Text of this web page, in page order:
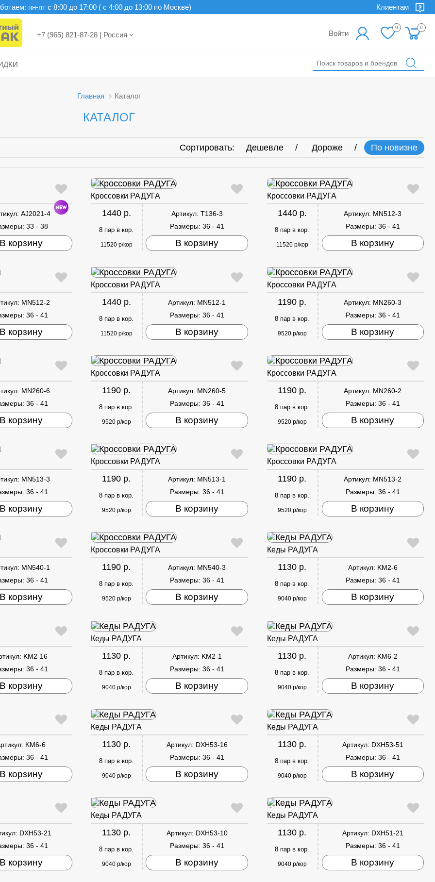
Клиентам
пн-пт c 8:00 до 17:00 ( с 4:00 до 13:00 по Москве)
+7 (965) 821-87-28 | Россия Войти
0 0
Главная Каталог
КАТАЛОГ
Сортировать: Дешевле Дороже По новизне
AJ2021-4
33 - 38
В корзину
Кроссовки РАДУГА
1440 р.
8 пар в кор.
11520 р/кор
Артикул: T136-3
Размеры: 36 - 41
В корзину
Кроссовки РАДУГА
1440 р.
8 пар в кор.
11520 р/кор
Артикул: MN512-3
Размеры: 36 - 41
В корзину
MN512-2
36 - 41
В корзину
Кроссовки РАДУГА
1440 р.
8 пар в кор.
11520 р/кор
Артикул: MN512-1
Размеры: 36 - 41
В корзину
Кроссовки РАДУГА
1190 р.
8 пар в кор.
9520 р/кор
Артикул: MN260-3
Размеры: 36 - 41
В корзину
MN260-6
36 - 41
В корзину
Кроссовки РАДУГА
1190 р.
8 пар в кор.
9520 р/кор
Артикул: MN260-5
Размеры: 36 - 41
В корзину
Кроссовки РАДУГА
1190 р.
8 пар в кор.
9520 р/кор
Артикул: MN260-2
Размеры: 36 - 41
В корзину
MN513-3
36 - 41
В корзину
Кроссовки РАДУГА
1190 р.
8 пар в кор.
9520 р/кор
Артикул: MN513-1
Размеры: 36 - 41
В корзину
Кроссовки РАДУГА
1190 р.
8 пар в кор.
9520 р/кор
Артикул: MN513-2
Размеры: 36 - 41
В корзину
MN540-1
36 - 41
В корзину
Кроссовки РАДУГА
1190 р.
8 пар в кор.
9520 р/кор
Артикул: MN540-3
Размеры: 36 - 41
В корзину
Кеды РАДУГА
1130 р.
8 пар в кор.
9040 р/кор
Артикул: KM2-6
Размеры: 36 - 41
В корзину
KM2-16
36 - 41
В корзину
Кеды РАДУГА
1130 р.
8 пар в кор.
9040 р/кор
Артикул: KM2-1
Размеры: 36 - 41
В корзину
Кеды РАДУГА
1130 р.
8 пар в кор.
9040 р/кор
Артикул: KM6-2
Размеры: 36 - 41
В корзину
KM6-6
36 - 41
В корзину
Кеды РАДУГА
1130 р.
8 пар в кор.
9040 р/кор
Артикул: DXH53-16
Размеры: 36 - 41
В корзину
Кеды РАДУГА
1130 р.
8 пар в кор.
9040 р/кор
Артикул: DXH53-51
Размеры: 36 - 41
В корзину
DXH53-21
36 - 41
В корзину
Кеды РАДУГА
1130 р.
8 пар в кор.
9040 р/кор
Артикул: DXH53-10
Размеры: 36 - 41
В корзину
Кеды РАДУГА
1130 р.
8 пар в кор.
9040 р/кор
Артикул: DXH51-21
Размеры: 36 - 41
В корзину